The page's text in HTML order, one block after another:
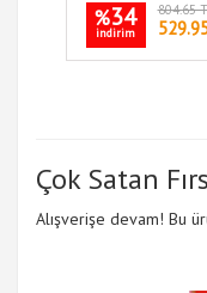
%34
indirim
804.65
Çok Satan
Alışverişe devam! Bu